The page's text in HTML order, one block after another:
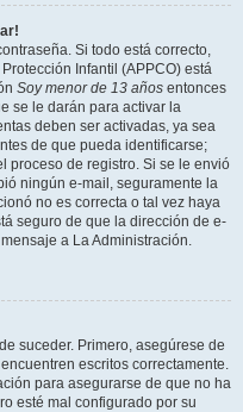
Si todo está correcto,
Infantil (APPCO) está
Soy menor de 13 años entonces
se le darán para activar la
deben ser activadas, ya sea
de que pueda identificarse;
proceso de registro. Si se le envió
ningún e-mail, seguramente la
no es correcta o tal vez haya
seguro de que la dirección de e-
a La Administración.
suceder. Primero, asegúrese de
escritos correctamente.
para asegurarse de que no ha
esté mal configurado por su